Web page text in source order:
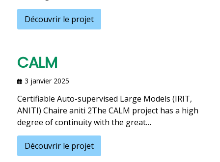
Découvrir le projet
CALM
3 janvier 2025
Certifiable Auto-supervised Large Models (IRIT,
ANITI) Chaire aniti 2The CALM project has a high
degree of continuity with the great…
Découvrir le projet